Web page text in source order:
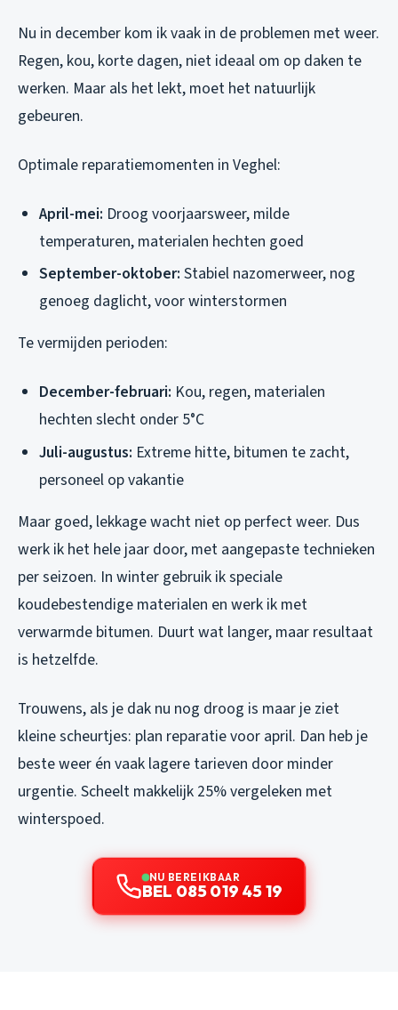
Nu in december kom ik vaak in de problemen met weer.
Regen, kou, korte dagen, niet ideaal om op daken te
werken. Maar als het lekt, moet het natuurlijk
gebeuren.
Optimale reparatiemomenten in Veghel:
April-mei: Droog voorjaarsweer, milde
temperaturen, materialen hechten goed
September-oktober: Stabiel nazomerweer, nog
genoeg daglicht, voor winterstormen
Te vermijden perioden:
December-februari: Kou, regen, materialen
hechten slecht onder 5°C
Juli-augustus: Extreme hitte, bitumen te zacht,
personeel op vakantie
Maar goed, lekkage wacht niet op perfect weer. Dus
werk ik het hele jaar door, met aangepaste technieken
per seizoen. In winter gebruik ik speciale
koudebestendige materialen en werk ik met
verwarmde bitumen. Duurt wat langer, maar resultaat
is hetzelfde.
Trouwens, als je dak nu nog droog is maar je ziet
kleine scheurtjes: plan reparatie voor april. Dan heb je
beste weer én vaak lagere tarieven door minder
urgentie. Scheelt makkelijk 25% vergeleken met
winterspoed.
NU BEREIKBAAR
BEL 085 019 45 19